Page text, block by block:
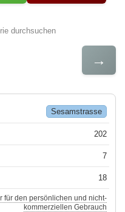
durchsuchen
→
Sesamstrasse
202
7
18
für den persönlichen und nicht-
kommerziellen Gebrauch